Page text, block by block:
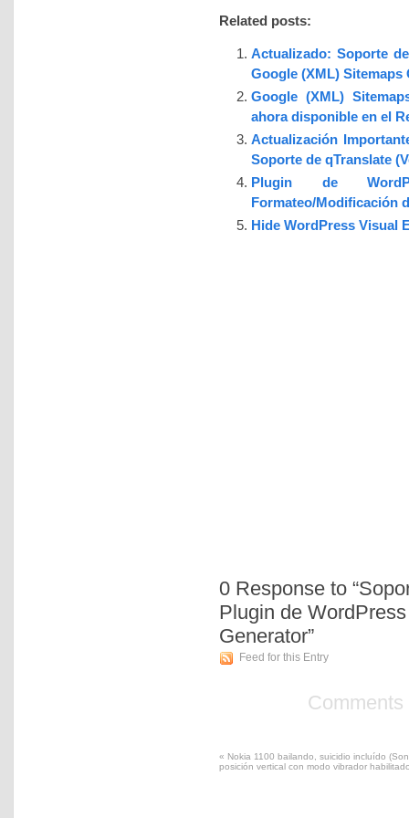
Related posts:
Actualizado: Soporte
Google (XML) Sitemaps
Google (XML)
ahora disponible en el
Actualización
Soporte de qTranslate
Plugin de
Formateo/Modificación
Hide WordPress Visual
0 Response to
Plugin de
Generator”
Feed for this Entry
« Nokia 1100 bailando, suicidio incluído
posición vertical con modo vibrador